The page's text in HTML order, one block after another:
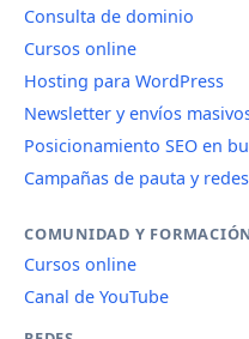
Consulta de dominio
Cursos online
Hosting para WordPress
Newsletter y envíos
Posicionamiento SEO en
Campañas de pauta y redes
COMUNIDAD Y
Cursos online
Canal de YouTube